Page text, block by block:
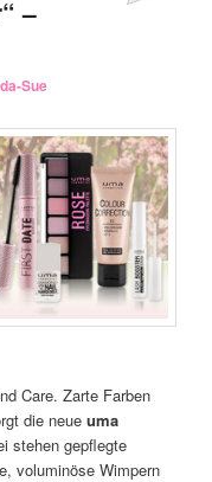
–
Sue
Care. Zarte Farben
die neueuma
stehen gepflegte
voluminöse Wimpern